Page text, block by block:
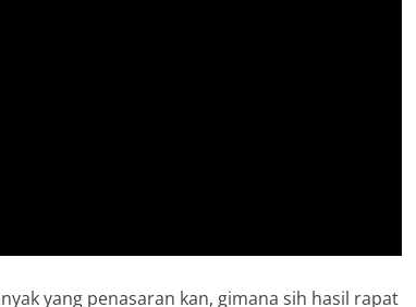
yang penasaran kan, gimana sih hasil rapat